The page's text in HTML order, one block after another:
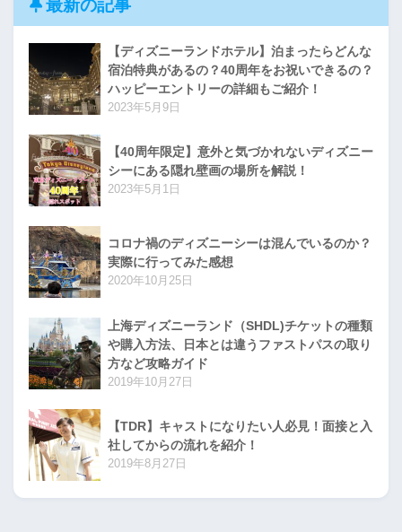
最新の記事
【ディズニーランドホテル】泊まったらどんな
宿泊特典があるの？40周年をお祝いできるの？
ハッピーエントリーの詳細もご紹介！
2023年5月9日
【40周年限定】意外と気づかれないディズニー
シーにある隠れ壁画の場所を解説！
2023年5月1日
コロナ禍のディズニーシーは混んでいるのか？
実際に行ってみた感想
2020年10月25日
上海ディズニーランド（SHDL)チケットの種類
や購入方法、日本とは違うファストパスの取り
方など攻略ガイド
2019年10月27日
【TDR】キャストになりたい人必見！面接と入
社してからの流れを紹介！
2019年8月27日